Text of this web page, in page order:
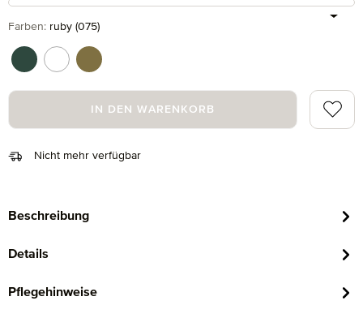
Nicht mehr verfügbar
Farbenauswählen
: ruby (075)
cypress (665)
nature/rubin (021)
nature/tanne (061)
IN DEN WARENKORB
Zum
Beschreibung
Details
Pflegehinweise